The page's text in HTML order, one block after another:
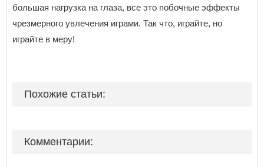
большая нагрузка на глаза, все это побочные эффекты
чрезмерного увлечения играми. Так что, играйте, но
играйте в меру!
Похожие статьи:
Комментарии: